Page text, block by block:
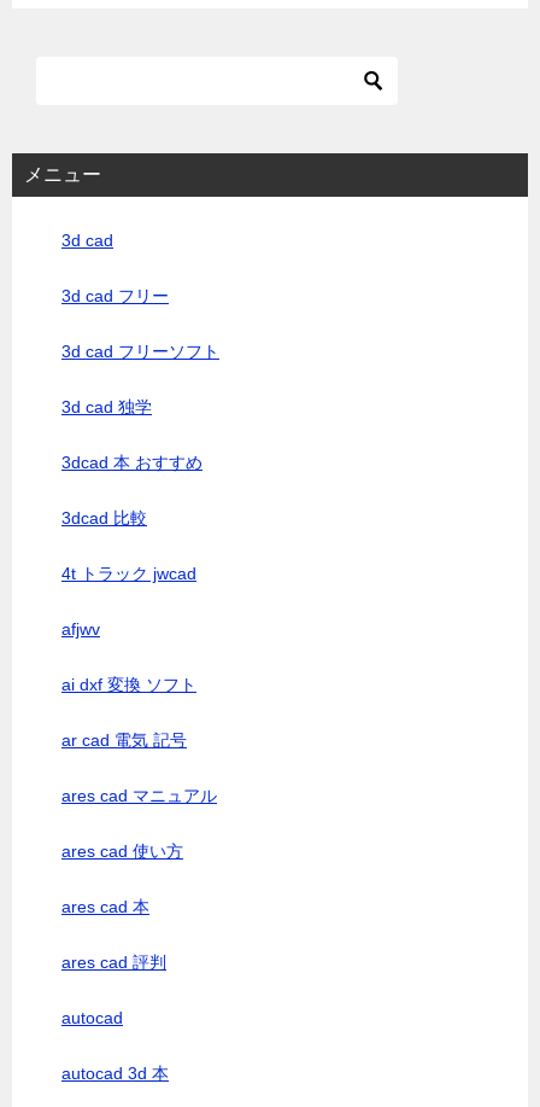
メニュー
3d cad
3d cad フリー
3d cad フリーソフト
3d cad 独学
3dcad 本 おすすめ
3dcad 比較
4t トラック jwcad
afjwv
ai dxf 変換 ソフト
ar cad 電気 記号
ares cad マニュアル
ares cad 使い方
ares cad 本
ares cad 評判
autocad
autocad 3d 本